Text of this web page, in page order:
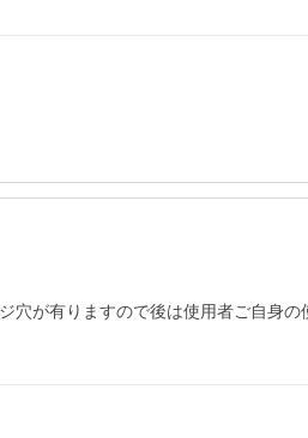
が有りますので後は使用者ご自身の